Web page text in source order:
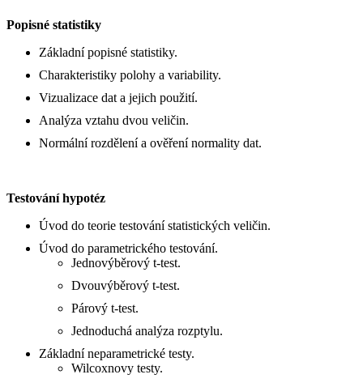
Popisné statistiky
Základní popisné statistiky.
Charakteristiky polohy a variability.
Vizualizace dat a jejich použití.
Analýza vztahu dvou veličin.
Normální rozdělení a ověření normality dat.
Testování hypotéz
Úvod do teorie testování statistických veličin.
Úvod do parametrického testování.
Jednovýběrový t-test.
Dvouvýběrový t-test.
Párový t-test.
Jednoduchá analýza rozptylu.
Základní neparametrické testy.
Wilcoxnovy testy.